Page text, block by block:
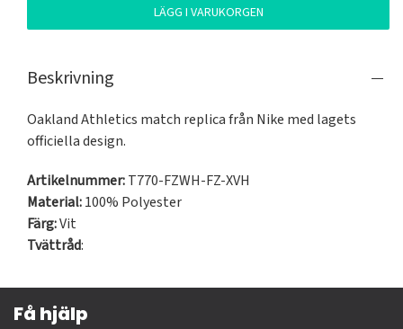
LÄGG I VARUKORGEN
Beskrivning
Oakland Athletics match replica från Nike med lagets
officiella design.
Artikelnummer:T770-FZWH-FZ-XVH
Material:100% Polyester
Färg:Vit
Tvättråd:
Få hjälp